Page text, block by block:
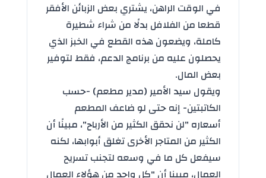
في الوقت الراهن، يشتري بعض الزبائن الأفقر
قطعا من الفلافل بدلًا من شراء شطيرة
كاملة، ويضعون هذه القطع في الخبز الذي
يحصلون عليه من برنامج الدعم، فقط لتوفير
بعض المال.
ويقول سيد الأمير (مدير مطعم) -حسب
الكاتبتين- إنه حتى لو ضاعف المطعم
أسعاره "لن نحقق الكثير من الأرباح"، مبينًا أن
الكثير من المتاجر الأخرى تغلق أبوابها، لكنه
سيفعل كل ما في وسعه لتجنب تسريح
العمال، مبينا أن "كل واحد من هؤلاء العمال